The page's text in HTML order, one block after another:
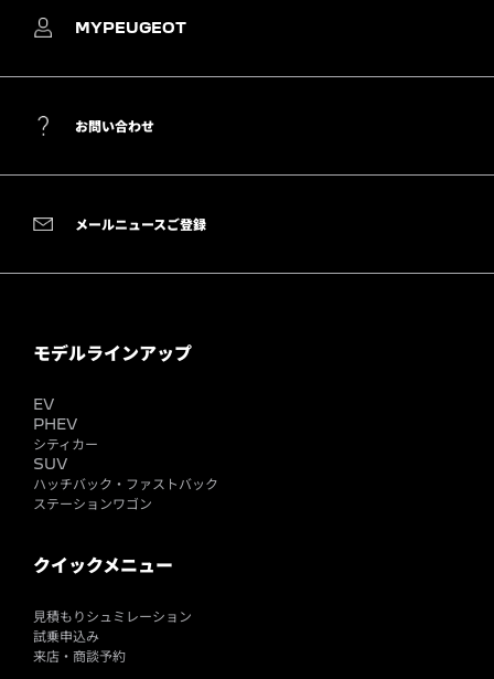
MYPEUGEOT
お問い合わせ
メールニュースご登録
モデルラインアップ
EV
PHEV
シティカー
SUV
ハッチバック・ファストバック
ステーションワゴン
クイックメニュー
見積もりシュミレーション
試乗申込み
来店・商談予約